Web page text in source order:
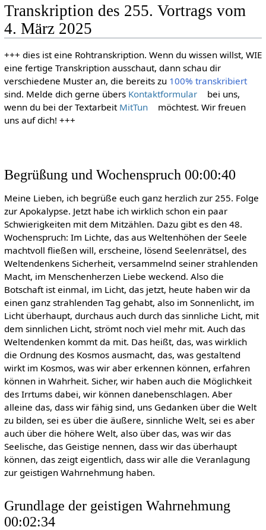
Transkription des 255. Vortrags vom
4. März 2025
+++ dies ist eine Rohtranskription. Wenn du wissen willst, WIE
eine fertige Transkription ausschaut, dann schau dir
verschiedene Muster an, die bereits zu 100% transkribiert
sind. Melde dich gerne übers Kontaktformular
bei uns,
wenn du bei der Textarbeit MitTun
möchtest. Wir freuen
uns auf dich! +++
Begrüßung und Wochenspruch 00:00:40
Meine Lieben, ich begrüße euch ganz herzlich zur 255. Folge
zur Apokalypse. Jetzt habe ich wirklich schon ein paar
Schwierigkeiten mit dem Mitzählen. Dazu gibt es den 48.
Wochenspruch: Im Lichte, das aus Weltenhöhen der Seele
machtvoll fließen will, erscheine, lösend Seelenrätsel, des
Weltendenkens Sicherheit, versammelnd seiner strahlenden
Macht, im Menschenherzen Liebe weckend. Also die
Botschaft ist einmal, im Licht, das jetzt, heute haben wir da
einen ganz strahlenden Tag gehabt, also im Sonnenlicht, im
Licht überhaupt, durchaus auch durch das sinnliche Licht, mit
dem sinnlichen Licht, strömt noch viel mehr mit. Auch das
Weltendenken kommt da mit. Das heißt, das, was wirklich
die Ordnung des Kosmos ausmacht, das, was gestaltend
wirkt im Kosmos, was wir aber erkennen können, erfahren
können in Wahrheit. Sicher, wir haben auch die Möglichkeit
des Irrtums dabei, wir können danebenschlagen. Aber
alleine das, dass wir fähig sind, uns Gedanken über die Welt
zu bilden, sei es über die äußere, sinnliche Welt, sei es aber
auch über die höhere Welt, also über das, was wir das
Seelische, das Geistige nennen, dass wir das überhaupt
können, das zeigt eigentlich, dass wir alle die Veranlagung
zur geistigen Wahrnehmung haben.
Grundlage der geistigen Wahrnehmung
00:02:34